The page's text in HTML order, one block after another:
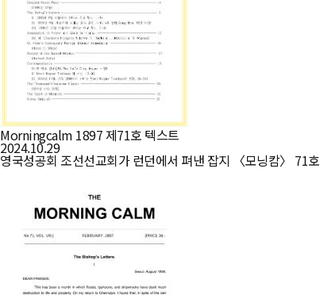
Morningcalm 1897 제71호 텍스트
2024.10.29
영국성공회 조선선교회가 런던에서 펴낸 잡지 〈모닝캄〉 71호